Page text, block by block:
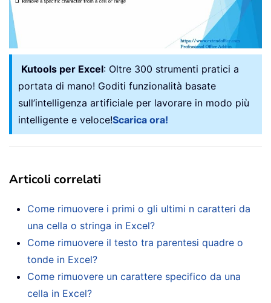
Kutools per Excel: Oltre 300 strumenti pratici a
portata di mano! Goditi funzionalità basate
sull’intelligenza artificiale per lavorare in modo più
intelligente e veloce!Scarica ora!
Articoli correlati
Come rimuovere i primi o gli ultimi n caratteri da
una cella o stringa in Excel?
Come rimuovere il testo tra parentesi quadre o
tonde in Excel?
Come rimuovere un carattere specifico da una
cella in Excel?